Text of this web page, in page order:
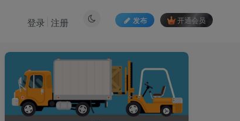
发布 开通会员
登录 注册